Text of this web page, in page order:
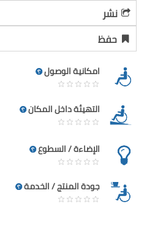
نشر
حفظ
امكانية الوصول
التهيئة داخل المكان
الإضاءة / السطوع
جودة المنتج / الخدمة